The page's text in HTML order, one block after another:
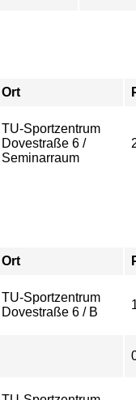
Ort
TU-Sportzentrum
Dovestraße 6 /
Seminarraum
Ort
TU-Sportzentrum
Dovestraße 6 / B